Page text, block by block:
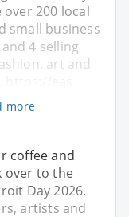
over 200 local
small business
4 selling
art and
more
coffee and
over to the
Day 2026.
artists and